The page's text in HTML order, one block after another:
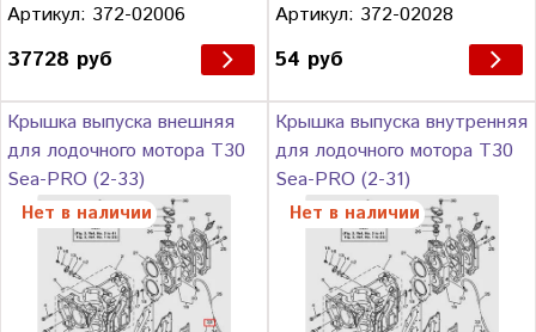
Артикул: 372-02006
37728 руб
Артикул: 372-02028
54 руб
Крышка выпуска внешняя
для лодочного мотора Т30
Sea-PRO (2-33)
Нет в наличии
Крышка выпуска внутренняя
для лодочного мотора Т30
Sea-PRO (2-31)
Нет в наличии